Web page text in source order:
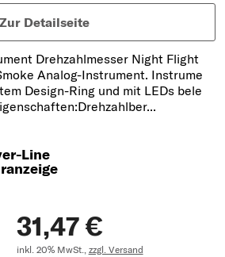
Zur Detailseite
Drehzahlmesser Night Flight
Analog-Instrument. Instrume
Design-Ring und mit LEDs bele
Line
31,47 €
inkl. 20% MwSt., zzgl. Versand